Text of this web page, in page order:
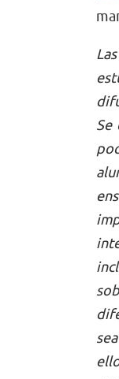
Se